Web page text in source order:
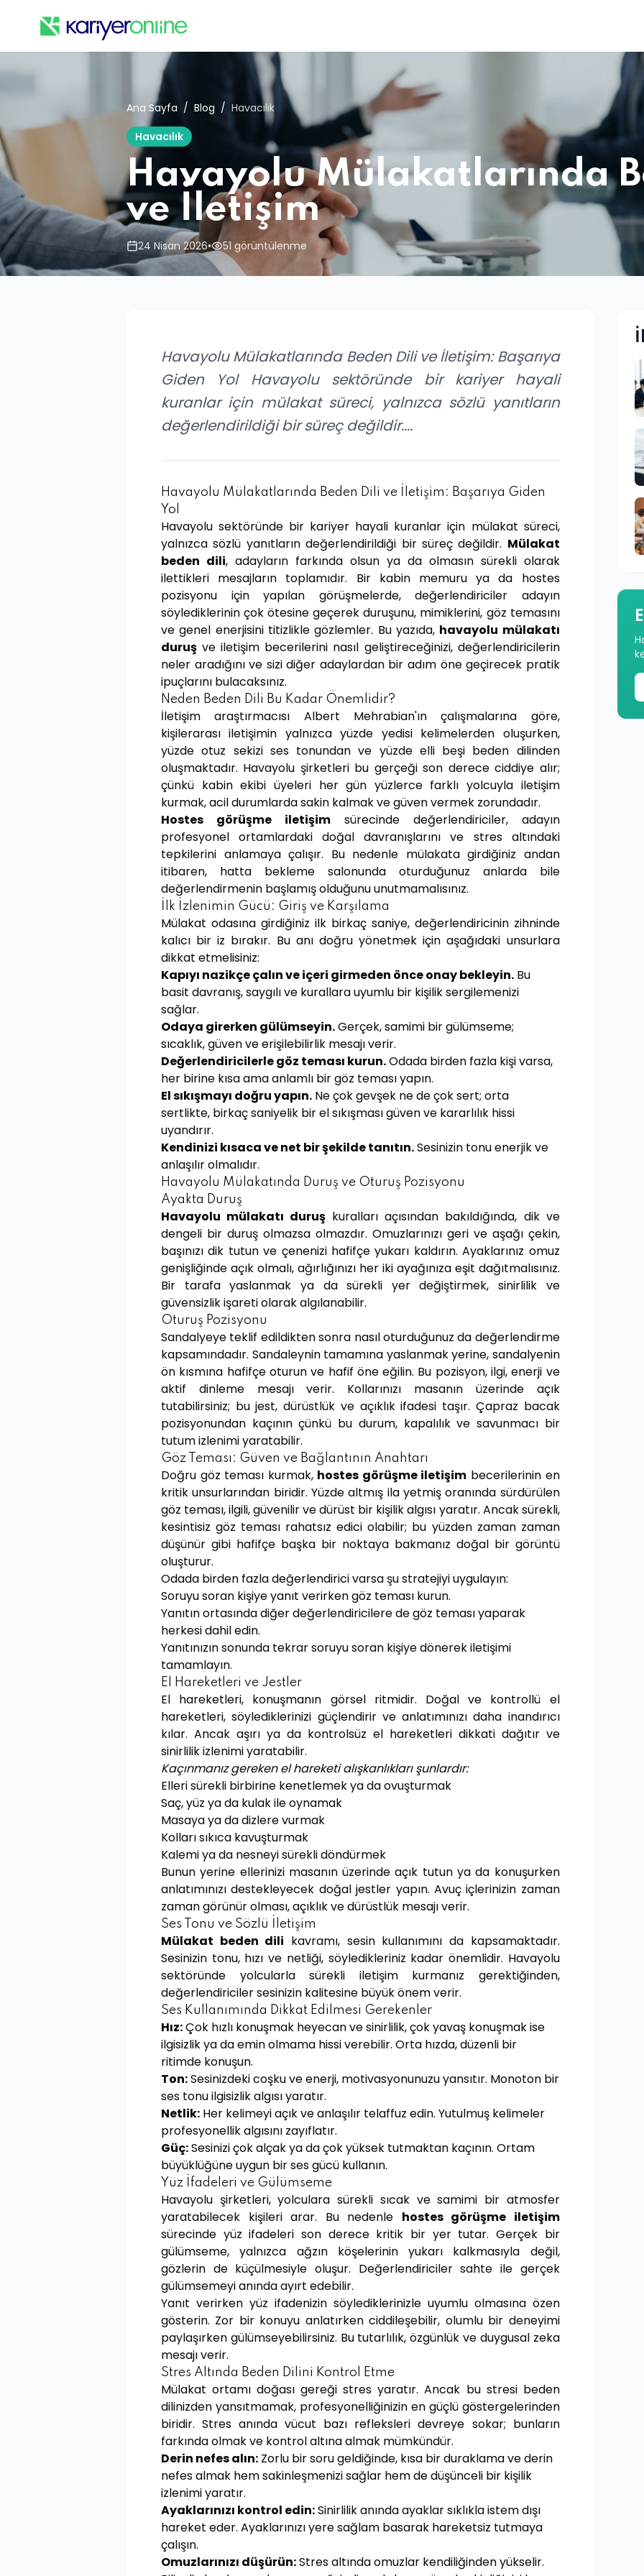
Ana Sayfa / Blog / Havacılık
Havacılık
Havayolu Mülakatlarında
ve İletişim
24 Nisan 2026• 51 görüntülenme
Havayolu Mülakatlarında Beden Dili ve İletişim: Başarıya
Giden Yol Havayolu sektöründe bir kariyer hayali
kuranlar için mülakat süreci, yalnızca sözlü yanıtların
değerlendirildiği bir süreç değildir....
Havayolu Mülakatlarında Beden Dili ve İletişim: Başarıya Giden
Yol
Havayolu sektöründe bir kariyer hayali kuranlar için mülakat süreci,
yalnızca sözlü yanıtların değerlendirildiği bir süreç değildir. Mülakat
beden dili, adayların farkında olsun ya da olmasın sürekli olarak
ilettikleri mesajların toplamıdır. Bir kabin memuru ya da hostes
pozisyonu için yapılan görüşmelerde, değerlendiriciler adayın
söylediklerinin çok ötesine geçerek duruşunu, mimiklerini, göz temasını
ve genel enerjisini titizlikle gözlemler. Bu yazıda, havayolu mülakatı
duruş ve iletişim becerilerini nasıl geliştireceğinizi, değerlendiricilerin
neler aradığını ve sizi diğer adaylardan bir adım öne geçirecek pratik
ipuçlarını bulacaksınız.
Neden Beden Dili Bu Kadar Önemlidir?
İletişim araştırmacısı Albert Mehrabian'ın çalışmalarına göre,
kişilerarası iletişimin yalnızca yüzde yedisi kelimelerden oluşurken,
yüzde otuz sekizi ses tonundan ve yüzde elli beşi beden dilinden
oluşmaktadır. Havayolu şirketleri bu gerçeği son derece ciddiye alır;
çünkü kabin ekibi üyeleri her gün yüzlerce farklı yolcuyla iletişim
kurmak, acil durumlarda sakin kalmak ve güven vermek zorundadır.
Hostes görüşme iletişimsürecinde değerlendiriciler, adayın
profesyonel ortamlardaki doğal davranışlarını ve stres altındaki
tepkilerini anlamaya çalışır. Bu nedenle mülakata girdiğiniz andan
itibaren, hatta bekleme salonunda oturduğunuz anlarda bile
değerlendirmenin başlamış olduğunu unutmamalısınız.
İlk İzlenimin Gücü: Giriş ve Karşılama
Mülakat odasına girdiğiniz ilk birkaç saniye, değerlendiricinin zihninde
kalıcı bir iz bırakır. Bu anı doğru yönetmek için aşağıdaki unsurlara
dikkat etmelisiniz:
Kapıyı nazikçe çalın ve içeri girmeden önce onay bekleyin. Bu
basit davranış, saygılı ve kurallara uyumlu bir kişilik sergilemenizi
sağlar.
Odaya girerken gülümseyin.Gerçek, samimi bir gülümseme;
sıcaklık, güven ve erişilebilirlik mesajı verir.
Değerlendiricilerle göz teması kurun.Odada birden fazla kişi varsa,
her birine kısa ama anlamlı bir göz teması yapın.
El sıkışmayı doğru yapın. Ne çok gevşek ne de çok sert; orta
sertlikte, birkaç saniyelik bir el sıkışması güven ve kararlılık hissi
uyandırır.
Kendinizi kısaca ve net bir şekilde tanıtın.Sesinizin tonu enerjik ve
anlaşılır olmalıdır.
Havayolu Mülakatında Duruş ve Oturuş Pozisyonu
Ayakta Duruş
Havayolu mülakatı duruş kuralları açısından bakıldığında, dik ve
dengeli bir duruş olmazsa olmazdır. Omuzlarınızı geri ve aşağı çekin,
başınızı dik tutun ve çenenizi hafifçe yukarı kaldırın. Ayaklarınız omuz
genişliğinde açık olmalı, ağırlığınızı her iki ayağınıza eşit dağıtmalısınız.
Bir tarafa yaslanmak ya da sürekli yer değiştirmek, sinirlilik ve
güvensizlik işareti olarak algılanabilir.
Oturuş Pozisyonu
Sandalyeye teklif edildikten sonra nasıl oturduğunuz da değerlendirme
kapsamındadır. Sandaleynin tamamına yaslanmak yerine, sandalyenin
ön kısmına hafifçe oturun ve hafif öne eğilin. Bu pozisyon, ilgi, enerji ve
aktif dinleme mesajı verir. Kollarınızı masanın üzerinde açık
tutabilirsiniz; bu jest, dürüstlük ve açıklık ifadesi taşır. Çapraz bacak
pozisyonundan kaçının çünkü bu durum, kapalılık ve savunmacı bir
tutum izlenimi yaratabilir.
Göz Teması: Güven ve Bağlantının Anahtarı
Doğru göz teması kurmak, hostes görüşme iletişim becerilerinin en
kritik unsurlarından biridir. Yüzde altmış ila yetmiş oranında sürdürülen
göz teması, ilgili, güvenilir ve dürüst bir kişilik algısı yaratır. Ancak sürekli,
kesintisiz göz teması rahatsız edici olabilir; bu yüzden zaman zaman
düşünür gibi hafifçe başka bir noktaya bakmanız doğal bir görüntü
oluşturur.
Odada birden fazla değerlendirici varsa şu stratejiyi uygulayın:
Soruyu soran kişiye yanıt verirken göz teması kurun.
Yanıtın ortasında diğer değerlendiricilere de göz teması yaparak
herkesi dahil edin.
Yanıtınızın sonunda tekrar soruyu soran kişiye dönerek iletişimi
tamamlayın.
El Hareketleri ve Jestler
El hareketleri, konuşmanın görsel ritmidir. Doğal ve kontrollü el
hareketleri, söylediklerinizi güçlendirir ve anlatımınızı daha inandırıcı
kılar. Ancak aşırı ya da kontrolsüz el hareketleri dikkati dağıtır ve
sinirlilik izlenimi yaratabilir.
Kaçınmanız gereken el hareketi alışkanlıkları şunlardır:
Elleri sürekli birbirine kenetlemek ya da ovuşturmak
Saç, yüz ya da kulak ile oynamak
Masaya ya da dizlere vurmak
Kolları sıkıca kavuşturmak
Kalemi ya da nesneyi sürekli döndürmek
Bunun yerine ellerinizi masanın üzerinde açık tutun ya da konuşurken
anlatımınızı destekleyecek doğal jestler yapın. Avuç içlerinizin zaman
zaman görünür olması, açıklık ve dürüstlük mesajı verir.
Ses Tonu ve Sözlü İletişim
Mülakat beden dili kavramı, sesin kullanımını da kapsamaktadır.
Sesinizin tonu, hızı ve netliği, söyledikleriniz kadar önemlidir. Havayolu
sektöründe yolcularla sürekli iletişim kurmanız gerektiğinden,
değerlendiriciler sesinizin kalitesine büyük önem verir.
Ses Kullanımında Dikkat Edilmesi Gerekenler
Hız:Çok hızlı konuşmak heyecan ve sinirlilik, çok yavaş konuşmak ise
ilgisizlik ya da emin olmama hissi verebilir. Orta hızda, düzenli bir
ritimde konuşun.
Ton:Sesinizdeki coşku ve enerji, motivasyonunuzu yansıtır. Monoton bir
ses tonu ilgisizlik algısı yaratır.
Netlik: Her kelimeyi açık ve anlaşılır telaffuz edin. Yutulmuş kelimeler
profesyonellik algısını zayıflatır.
Güç:Sesinizi çok alçak ya da çok yüksek tutmaktan kaçının. Ortam
büyüklüğüne uygun bir ses gücü kullanın.
Yüz İfadeleri ve Gülümseme
Havayolu şirketleri, yolculara sürekli sıcak ve samimi bir atmosfer
yaratabilecek kişileri arar. Bu nedenle hostes görüşme iletişim
sürecinde yüz ifadeleri son derece kritik bir yer tutar. Gerçek bir
gülümseme, yalnızca ağzın köşelerinin yukarı kalkmasıyla değil,
gözlerin de küçülmesiyle oluşur. Değerlendiriciler sahte ile gerçek
gülümsemeyi anında ayırt edebilir.
Yanıt verirken yüz ifadenizin söylediklerinizle uyumlu olmasına özen
gösterin. Zor bir konuyu anlatırken ciddileşebilir, olumlu bir deneyimi
paylaşırken gülümseyebilirsiniz. Bu tutarlılık, özgünlük ve duygusal zeka
mesajı verir.
Stres Altında Beden Dilini Kontrol Etme
Mülakat ortamı doğası gereği stres yaratır. Ancak bu stresi beden
dilinizden yansıtmamak, profesyonelliğinizin en güçlü göstergelerinden
biridir. Stres anında vücut bazı refleksleri devreye sokar; bunların
farkında olmak ve kontrol altına almak mümkündür.
Derin nefes alın: Zorlu bir soru geldiğinde, kısa bir duraklama ve derin
nefes almak hem sakinleşmenizi sağlar hem de düşünceli bir kişilik
izlenimi yaratır.
Ayaklarınızı kontrol edin:Sinirlilik anında ayaklar sıklıkla istem dışı
hareket eder. Ayaklarınızı yere sağlam basarak hareketsiz tutmaya
çalışın.
Omuzlarınızı düşürün:Stres altında omuzlar kendiliğinden yükselir.